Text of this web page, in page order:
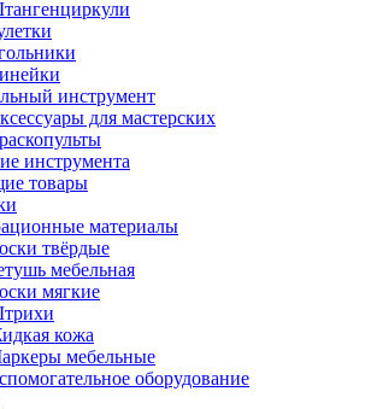
инструмент
для мастерских
инструмента
товары
материалы
твёрдые
мебельная
мягкие
кожа
мебельные
оборудование